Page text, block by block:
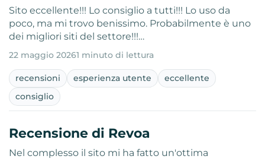
Sito eccellente!!! Lo consiglio a tutti!!! Lo uso da
poco, ma mi trovo benissimo. Probabilmente è uno
dei migliori siti del settore!!!…
22 maggio 20261 minuto di lettura
recensioni esperienza utente
eccellente
consiglio
Recensione di Revoa
Nel complesso il sito mi ha fatto un'ottima